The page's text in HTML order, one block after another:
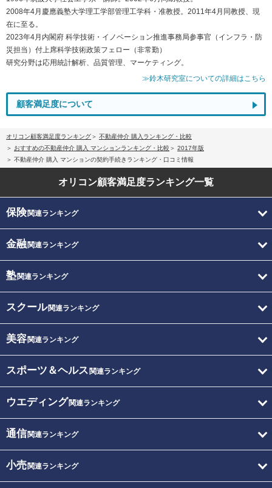
2008年4月慶應義塾大学理工学部管理工学科・准教授。2011年4月同教授、現
在に至る。
2023年4月内閣府 科学技術・イノベーション推進事務局参事官（インフラ・防
災担当）付上席科学技術政策フェロー（非常勤）
研究分野は応用統計解析、品質管理、マーケティング。
≫鈴木研究室についての詳細はこちら
顧客満足度について
オリコン顧客満足度ランキング
不動産仲介 購入ランキング・比較
おすすめの不動産仲介 購入 マンションランキング・比較
2017年版
不動産仲介 購入 マンションの契約手続きランキング・口コミ情報
オリコン顧客満足度ランキング一覧
保険関連ランキング
金融関連ランキング
塾関連ランキング
スクール関連ランキング
美容関連ランキング
スポーツ＆ヘルス 関連ランキング
ウエディング関連ランキング
通信関連ランキング
小売関連ランキング